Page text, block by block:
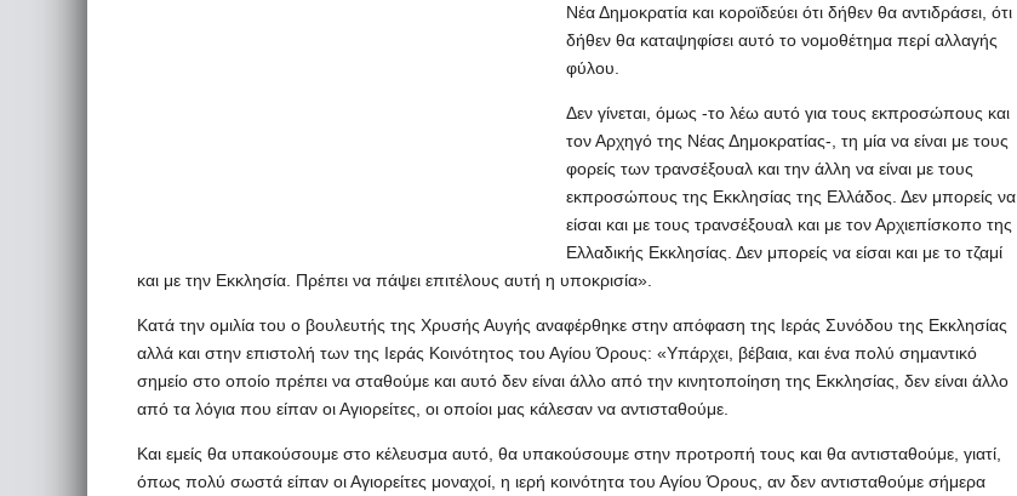
Νέα Δημοκρατία και κοροϊδεύει ότι δήθεν θα αντιδράσει, ότι
δήθεν θα καταψηφίσει αυτό το νομοθέτημα περί αλλαγής
φύλου.
Δεν γίνεται, όμως -το λέω αυτό για τους εκπροσώπους και
τον Αρχηγό της Νέας Δημοκρατίας-, τη μία να είναι με τους
φορείς των τρανσέξουαλ και την άλλη να είναι με τους
εκπροσώπους της Εκκλησίας της Ελλάδος. Δεν μπορείς να
είσαι και με τους τρανσέξουαλ και με τον Αρχιεπίσκοπο της
Eλλαδικής Εκκλησίας. Δεν μπορείς να είσαι και με το τζαμί
και με την Εκκλησία. Πρέπει να πάψει επιτέλους αυτή η υποκρισία».
Κατά την ομιλία του ο βουλευτής της Χρυσής Αυγής αναφέρθηκε στην απόφαση της Ιεράς Συνόδου της Εκκλησίας
αλλά και στην επιστολή των της Ιεράς Κοινότητος του Αγίου Όρους: «Υπάρχει, βέβαια, και ένα πολύ σημαντικό
σημείο στο οποίο πρέπει να σταθούμε και αυτό δεν είναι άλλο από την κινητοποίηση της Εκκλησίας, δεν είναι άλλο
από τα λόγια που είπαν οι Αγιορείτες, οι οποίοι μας κάλεσαν να αντισταθούμε.
Και εμείς θα υπακούσουμε στο κέλευσμα αυτό, θα υπακούσουμε στην προτροπή τους και θα αντισταθούμε, γιατί,
όπως πολύ σωστά είπαν οι Αγιορείτες μοναχοί, η ιερή κοινότητα του Αγίου Όρους, αν δεν αντισταθούμε σήμερα